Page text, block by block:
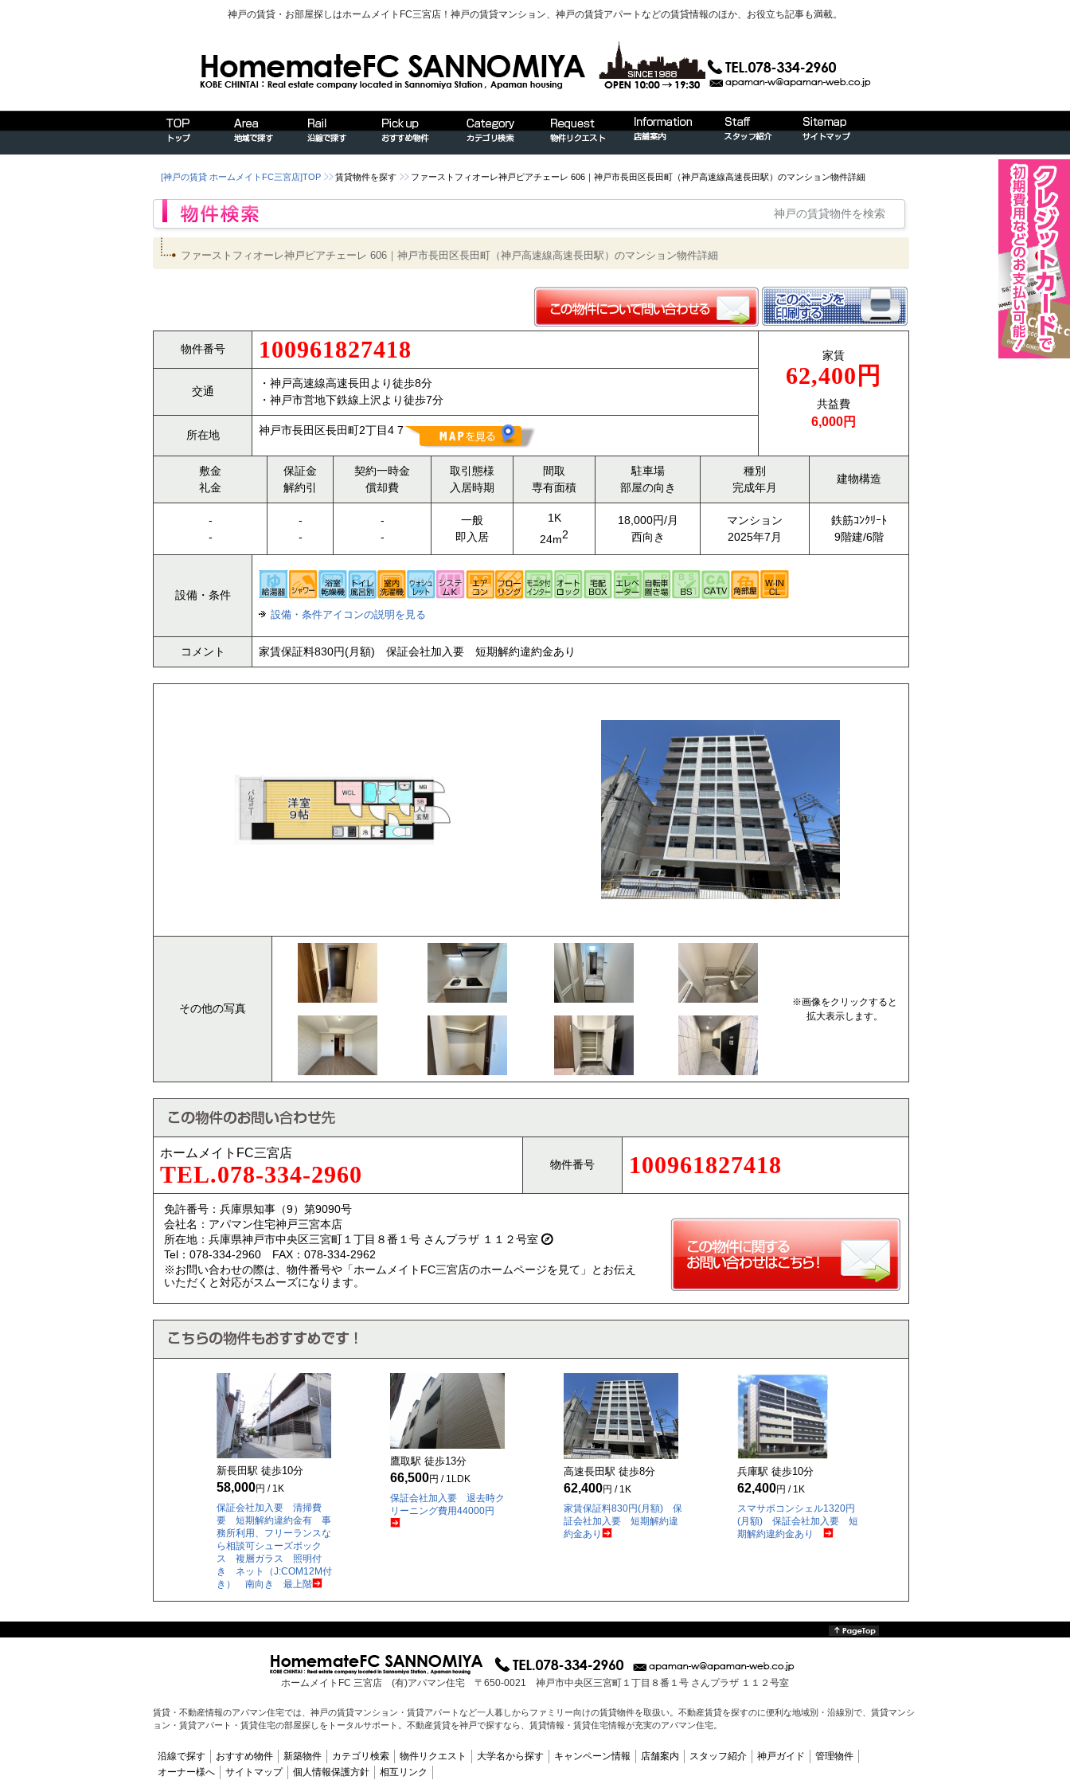
神戸の賃貸・お部屋探しはホームメイトFC三宮店！神戸の賃貸マンション、神戸の賃貸アパートなどの賃貸情報のほか、お役立ち記事も満載。
[神戸の賃貸 ホームメイトFC三宮店]TOP 賃貸物件を探す ファーストフィオーレ神戸ピアチェーレ 606｜神戸市長田区長田町（神戸高速線高速長田駅）のマンション物件詳細
神戸の賃貸物件を検索
ファーストフィオーレ神戸ピアチェーレ 606｜神戸市長田区長田町（神戸高速線高速長田駅）のマンション物件詳細
物件番号 100961827418 家賃
62,400円
共益費
6,000円
交通
・神戸高速線高速長田より徒歩8分
・神戸市営地下鉄線上沢より徒歩7分
所在地 神戸市長田区長田町2丁目4 7
敷金
礼金
保証金
解約引
契約一時金
償却費
取引態様
入居時期
間取
専有面積
駐車場
部屋の向き
種別
完成年月
建物構造
-
-
-
-
-
-
一般
即入居
1K
24m2
18,000円/月
西向き
マンション
2025年7月
鉄筋ｺﾝｸﾘｰﾄ
9階建/6階
設備・条件
設備・条件アイコンの説明を見る
コメント 家賃保証料830円(月額) 保証会社加入要 短期解約違約金あり
その他の写真
※画像をクリックすると
拡大表示します。
ホームメイトFC三宮店
TEL.078-334-2960 物件番号 100961827418
免許番号：兵庫県知事（9）第9090号
会社名：アパマン住宅神戸三宮本店
所在地：兵庫県神戸市中央区三宮町１丁目８番１号 さんプラザ １１２号室
Tel：078-334-2960 FAX：078-334-2962
※お問い合わせの際は、物件番号や「ホームメイトFC三宮店のホームページを見て」とお伝え
いただくと対応がスムーズになります。
新長田駅 徒歩10分
58,000円 / 1K
保証会社加入要 清掃費
要 短期解約違約金有 事
務所利用、フリーランスな
ら相談可シューズボック
ス 複層ガラス 照明付
き ネット（J:COM12M付
き） 南向き 最上階
鷹取駅 徒歩13分
66,500円 / 1LDK
保証会社加入要 退去時ク
リーニング費用44000円
高速長田駅 徒歩8分
62,400円 / 1K
家賃保証料830円(月額) 保
証会社加入要 短期解約違
約金あり
兵庫駅 徒歩10分
62,400円 / 1K
スマサポコンシェル1320円
(月額) 保証会社加入要 短
期解約違約金あり
ホームメイトFC 三宮店 (有)アパマン住宅 〒650-0021 神戸市中央区三宮町１丁目８番１号 さんプラザ １１２号室
賃貸・不動産情報のアパマン住宅では、神戸の賃貸マンション・賃貸アパートなど一人暮しからファミリー向けの賃貸物件を取扱い。不動産賃貸を探すのに便利な地域別・沿線別で、賃貸マンシ
ョン・賃貸アパート・賃貸住宅の部屋探しをトータルサポート。不動産賃貸を神戸で探すなら、賃貸情報・賃貸住宅情報が充実のアパマン住宅。
沿線で探す おすすめ物件 新築物件 カテゴリ検索 物件リクエスト 大学名から探す キャンペーン情報 店舗案内 スタッフ紹介 神戸ガイド
管理物件
オーナー様へ
サイトマップ 個人情報保護方針 相互リンク